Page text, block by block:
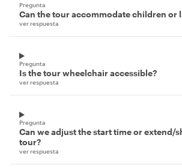
Pregunta
Can the tour accommodate children or
ver respuesta
Pregunta
Is the tour wheelchair accessible?
ver respuesta
Pregunta
Can we adjust the start time or extend/
tour?
ver respuesta